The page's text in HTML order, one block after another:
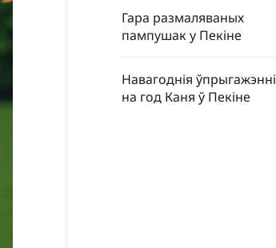
Гара размаляваных
пампушак у Пекіне
Навагоднія ўпрыгажэнні
на год Каня ў Пекіне